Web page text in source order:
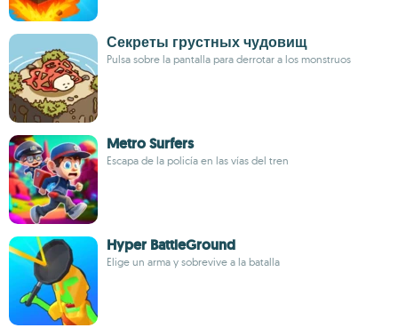
Секреты грустных чудовищ
Pulsa sobre la pantalla para derrotar a los monstruos
Metro Surfers
Escapa de la policía en las vías del tren
Hyper BattleGround
Elige un arma y sobrevive a la batalla